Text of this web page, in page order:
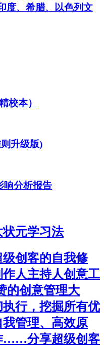
度、希腊、以色列文
校本）
升级版)
响分析报告
元学习法
创客的自我修
人主持人创意工
的创意管理大
行，挖掘所有优
管理、高效原
……分享超级创客